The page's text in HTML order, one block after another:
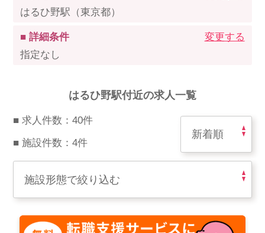
派遣で働く
その他のお問い合わせ
紹介会社を使うメリットについて
介護・看護のお仕事について
はるひ野駅（東京都）
■ 詳細条件
指定なし
変更する
はるひ野駅付近の求人一覧
■ 求人件数：40件
■ 施設件数：4件